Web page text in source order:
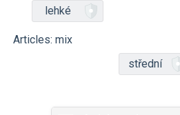
lehké
Articles: mix
střední